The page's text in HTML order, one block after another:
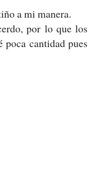
a mi manera.
por lo que los
poca cantidad pues